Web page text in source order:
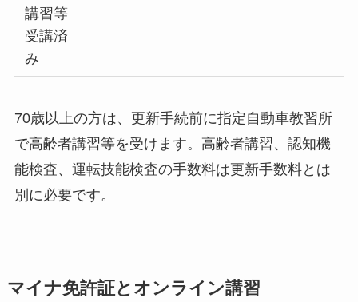
講習等
受講済
み
70歳以上の方は、更新手続前に指定自動車教習所
で高齢者講習等を受けます。高齢者講習、認知機
能検査、運転技能検査の手数料は更新手数料とは
別に必要です。
マイナ免許証とオンライン講習